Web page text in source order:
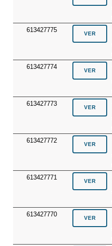
613427775
613427774
613427773
613427772
613427771
613427770